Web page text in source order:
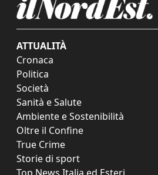
ATTUALITÀ
Cronaca
Politica
Società
Sanità e Salute
Ambiente e Sostenibilità
Oltre il Confine
True Crime
Storie di sport